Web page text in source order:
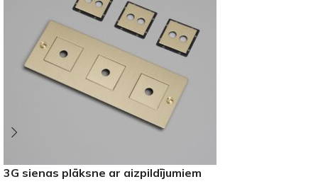
3G sienas plāksne ar aizpildījumiem